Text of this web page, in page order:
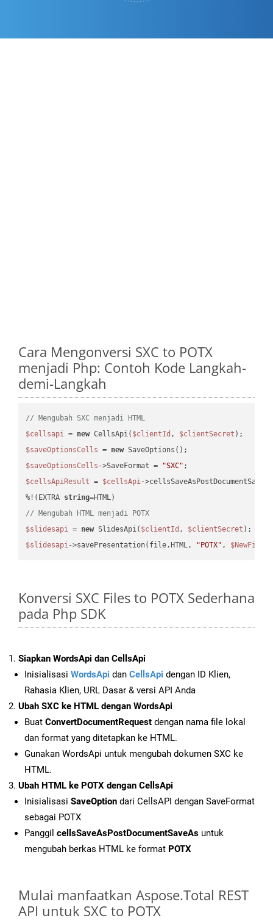
Cara Mengonversi SXC to POTX
menjadi Php: Contoh Kode Langkah-
demi-Langkah
// Mengubah SXC menjadi HTML
$cellsapi = new CellsApi( $clientId , $clientSecret
$saveOptionsCells = new
$saveOptionsCells ->SaveFormat = "SXC"
$cellsApiResult = $cellsApi-
%!(EXTRA string
// Mengubah HTML menjadi POTX
$slidesapi = new SlidesApi( $clientId , $clientSecret
$slidesapi->savePresentation(file.HTML, "POTX" , $NewFile
Konversi SXC Files to POTX Sederhana
pada Php SDK
Siapkan WordsApi dan CellsApi
Inisialisasi WordsApi dan CellsApi dengan ID Klien,
Rahasia Klien, URL Dasar & versi API Anda
Ubah SXC ke HTML dengan WordsApi
Buat ConvertDocumentRequest dengan nama file lokal
dan format yang ditetapkan ke HTML.
Gunakan WordsApi untuk mengubah dokumen SXC ke
HTML.
Ubah HTML ke POTX dengan CellsApi
Inisialisasi SaveOption dari CellsAPI dengan SaveFormat
sebagai POTX
Panggil cellsSaveAsPostDocumentSaveAs untuk
mengubah berkas HTML ke format POTX
Mulai manfaatkan Aspose.Total REST
API untuk SXC to POTX